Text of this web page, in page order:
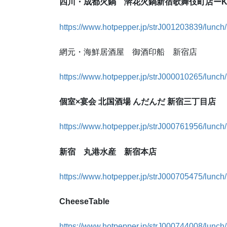
四川・成都火鍋 澣花火鍋新宿歌舞伎町店ー
https://www.hotpepper.jp/strJ001203839/lunch/
網元・海鮮居酒屋 御酒印船 新宿店
https://www.hotpepper.jp/strJ000010265/lunch/
個室×宴会 北国酒場 んだんだ 新宿三丁目店
https://www.hotpepper.jp/strJ000761956/lunch/
新宿 丸港水産 新宿本店
https://www.hotpepper.jp/strJ000705475/lunch/
CheeseTable